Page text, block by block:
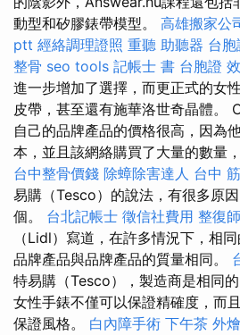
動型和矽膠錶帶模型。 高雄搬家公
ptt 經絡調理證照 重聽 助聽器 台
整骨 seo tools 記帳士 書 台胞證
進一步增加了選擇，而更正式的女
皮帶，甚至還有施華洛世奇晶體。
自己的品牌產品的價格很高，因為
本，並且該網絡購買了大量的數量
台中整骨價錢 除蟑除害達人 台中
易購（Tesco）的說法，有很多原
個。 台北記帳士 徵信社費用 整復師
（Lidl）寫道，在許多情況下，相
品牌產品與品牌產品的質量相同。
特易購（Tesco），製造商是相同
女性手錶不僅可以保證精確度，而
保證風格。 白內障手術 下午茶 外燴